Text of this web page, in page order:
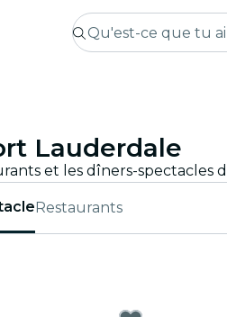
Lauderdale
Restaurants